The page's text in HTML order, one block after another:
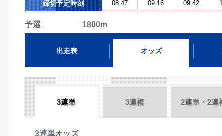
締切予定時刻 08:47 09:16 09:42
予選 1800m
出走表 オッズ
3連単 3連複 2連単・2連
3連単オッズ